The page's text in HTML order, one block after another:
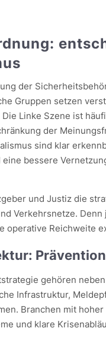
der
Gruppen setzen
Die Linke Szene ist
der
sind klar
bessere
und Justiz die
Verkehrsnetze.
operative Reichweite
gehören
Infrastruktur,
Branchen mit
und klare